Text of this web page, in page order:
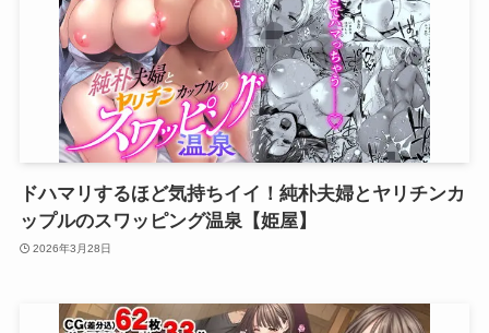
ドハマリするほど気持ちイイ！純朴夫婦とヤリチンカ
ップルのスワッピング温泉【姫屋】
2026年3月28日